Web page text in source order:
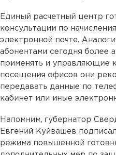
Единый расчетный центр
консультации по
электронной почте.
абонентами сегодня более
применять и управляющие
посещения офисов они
передавать данные по
кабинет или иные
Напомним, губернатор
Евгений Куйвашев
режима повышенной